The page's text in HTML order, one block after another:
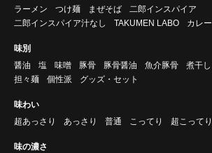
ラーメン
つけ麺 まぜそば
二郎インスパイア
二郎インスパイア汁なし
TAKUMEN LABO カレー
味別
醤油
塩 味噌 豚骨 豚骨醤油 魚介豚骨 煮干し
担々麺
個性派 グッズ・セット
味わい
超あっさり
あっさり 普通 こってり 超こってり
味の濃さ